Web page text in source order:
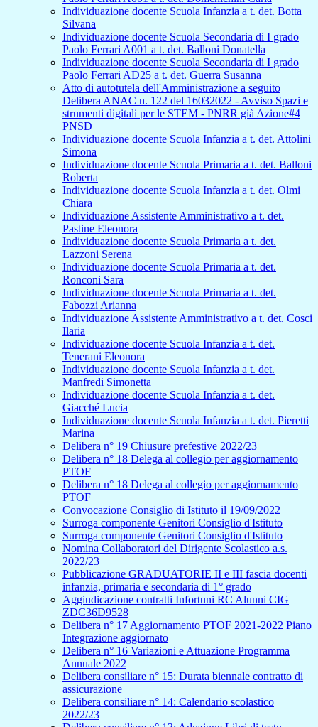
Individuazione docente Scuola Infanzia a t. det. Botta
Silvana
Individuazione docente Scuola Secondaria di I grado
Paolo Ferrari A001 a t. det. Balloni Donatella
Individuazione docente Scuola Secondaria di I grado
Paolo Ferrari AD25 a t. det. Guerra Susanna
Atto di autotutela dell'Amministrazione a seguito
Delibera ANAC n. 122 del 16032022 - Avviso Spazi e
strumenti digitali per le STEM - PNRR già Azione#4
PNSD
Individuazione docente Scuola Infanzia a t. det. Attolini
Simona
Individuazione docente Scuola Primaria a t. det. Balloni
Roberta
Individuazione docente Scuola Infanzia a t. det. Olmi
Chiara
Individuazione Assistente Amministrativo a t. det.
Pastine Eleonora
Individuazione docente Scuola Primaria a t. det.
Lazzoni Serena
Individuazione docente Scuola Primaria a t. det.
Ronconi Sara
Individuazione docente Scuola Primaria a t. det.
Fabozzi Arianna
Individuazione Assistente Amministrativo a t. det. Cosci
Ilaria
Individuazione docente Scuola Infanzia a t. det.
Tenerani Eleonora
Individuazione docente Scuola Infanzia a t. det.
Manfredi Simonetta
Individuazione docente Scuola Infanzia a t. det.
Giacché Lucia
Individuazione docente Scuola Infanzia a t. det. Pieretti
Marina
Delibera n° 19 Chiusure prefestive 2022/23
Delibera n° 18 Delega al collegio per aggiornamento
PTOF
Delibera n° 18 Delega al collegio per aggiornamento
PTOF
Convocazione Consiglio di Istituto il 19/09/2022
Surroga componente Genitori Consiglio d'Istituto
Surroga componente Genitori Consiglio d'Istituto
Nomina Collaboratori del Dirigente Scolastico a.s.
2022/23
Pubblicazione GRADUATORIE II e III fascia docenti
infanzia, primaria e secondaria di 1° grado
Aggiudicazione contratti Infortuni RC Alunni CIG
ZDC36D9528
Delibera n° 17 Aggiornamento PTOF 2021-2022 Piano
Integrazione aggiornato
Delibera n° 16 Variazioni e Attuazione Programma
Annuale 2022
Delibera consiliare n° 15: Durata biennale contratto di
assicurazione
Delibera consiliare n° 14: Calendario scolastico
2022/23